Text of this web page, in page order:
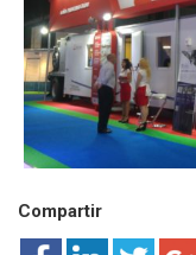
Compartir